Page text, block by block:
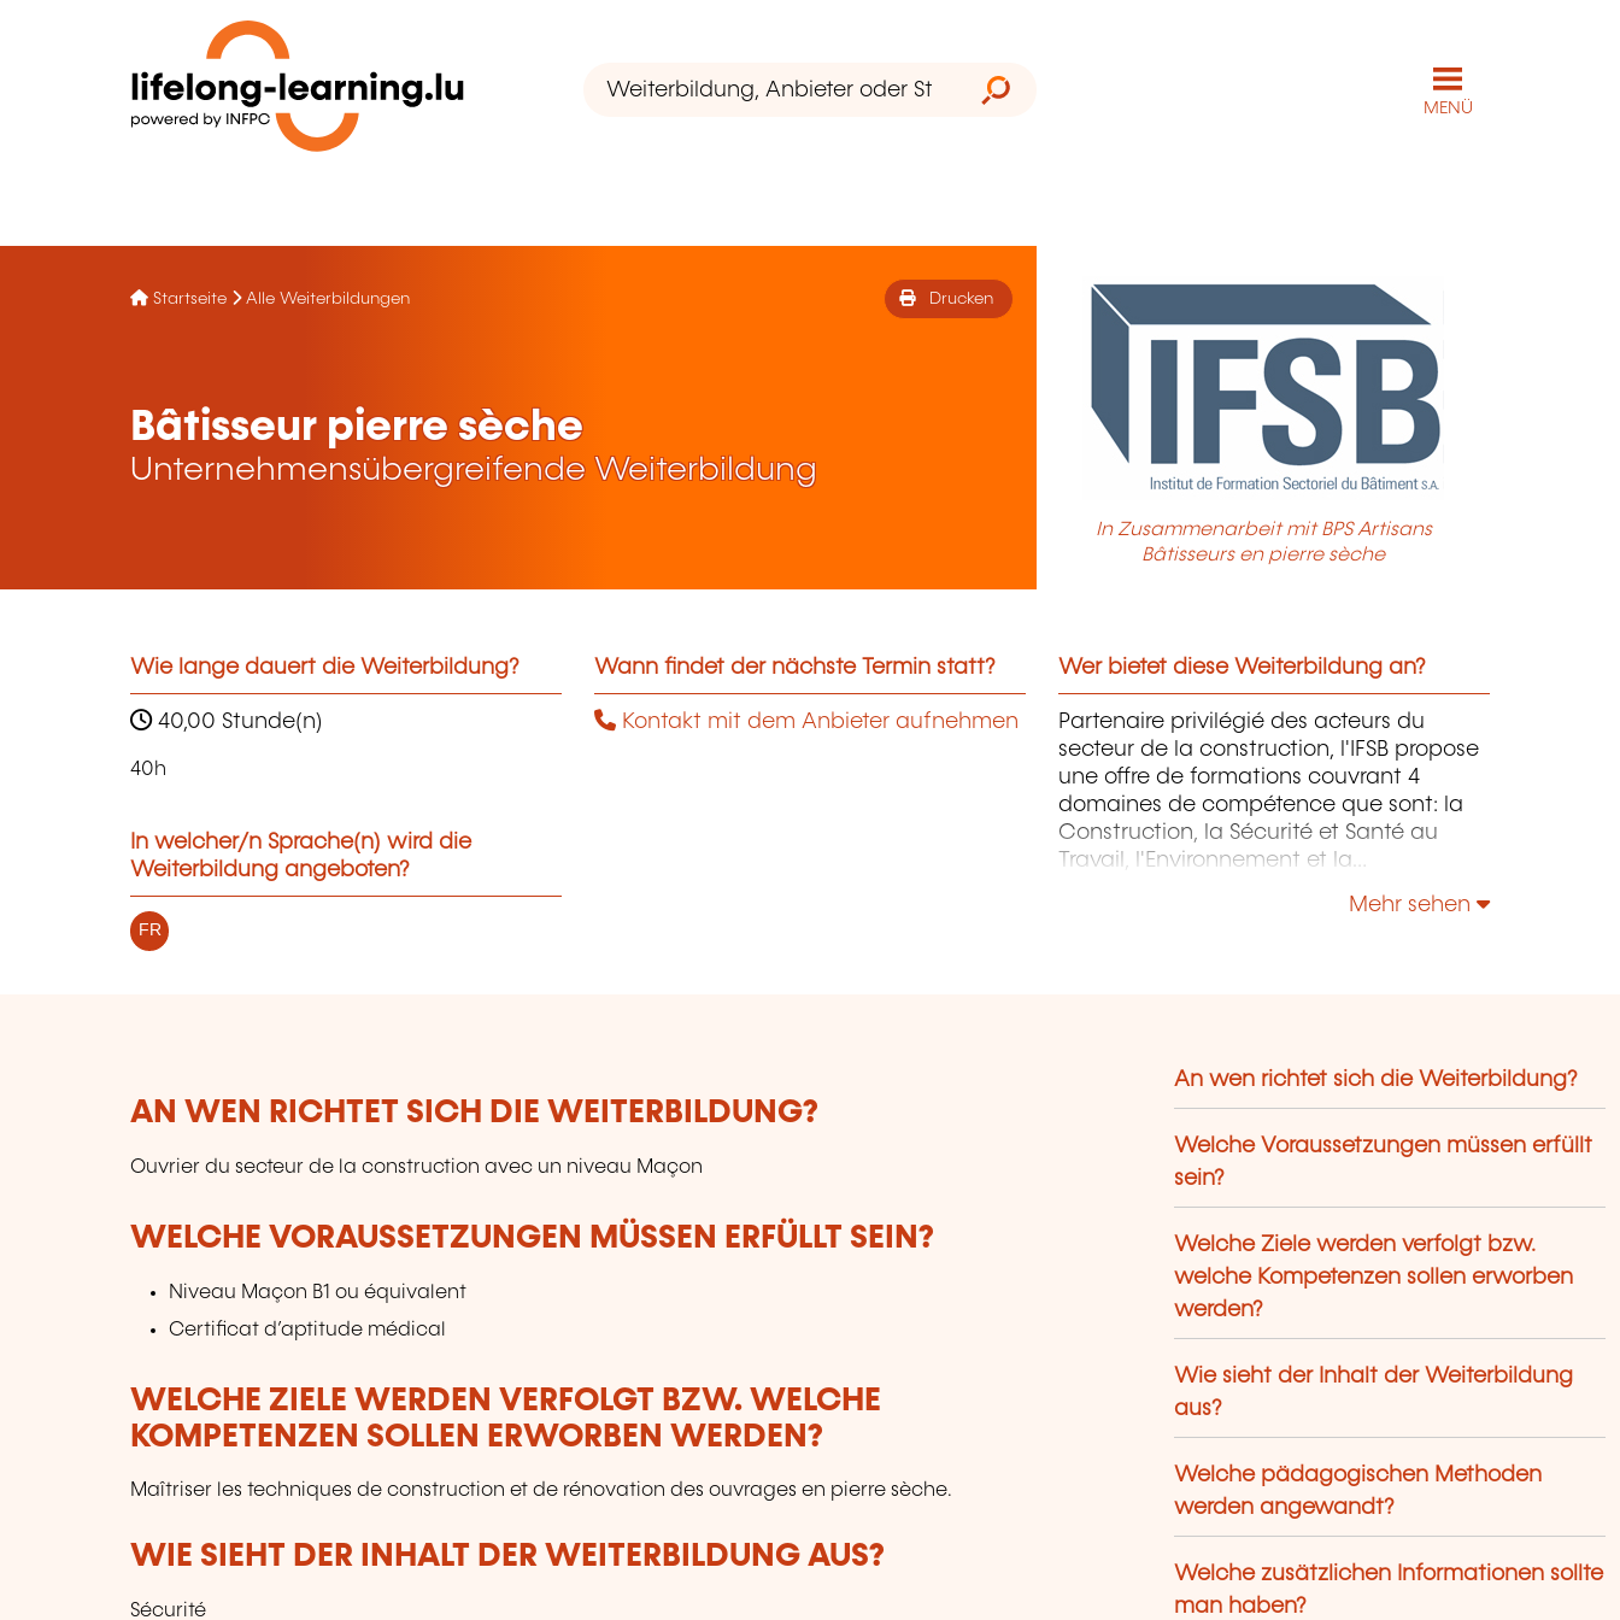
MENÜ
Startseite Alle Weiterbildungen Drucken
Bâtisseur pierre sèche
Unternehmensübergreifende Weiterbildung
In Zusammenarbeit mit BPS Artisans
Bâtisseurs en pierre sèche
Wie lange dauert die Weiterbildung?
40,00 Stunde(n)
40h
In welcher/n Sprache(n) wird die
Weiterbildung angeboten?
FR
Wann findet der nächste Termin statt?
Kontakt mit dem Anbieter aufnehmen
Wer bietet diese Weiterbildung an?
Partenaire privilégié des acteurs du
secteur de la construction, l'IFSB propose
une offre de formations couvrant 4
domaines de compétence que sont: la
Construction, la Sécurité et Santé au
Travail, l'Environnement et la
et la Responsabilité Sociétale.
Mehr sehen
AN WEN RICHTET SICH DIE WEITERBILDUNG?
Ouvrier du secteur de la construction avec un niveau Maçon
WELCHE VORAUSSETZUNGEN MÜSSEN ERFÜLLT SEIN?
Niveau Maçon B1 ou équivalent
Certificat d’aptitude médical
WELCHE ZIELE WERDEN VERFOLGT BZW. WELCHE
KOMPETENZEN SOLLEN ERWORBEN WERDEN?
Maîtriser les techniques de construction et de rénovation des ouvrages en pierre sèche.
WIE SIEHT DER INHALT DER WEITERBILDUNG AUS?
Sécurité
An wen richtet sich die Weiterbildung?
Welche Voraussetzungen müssen erfüllt
sein?
Welche Ziele werden verfolgt bzw.
welche Kompetenzen sollen erworben
werden?
Wie sieht der Inhalt der Weiterbildung
aus?
Welche pädagogischen Methoden
werden angewandt?
Welche zusätzlichen Informationen sollte
man haben?